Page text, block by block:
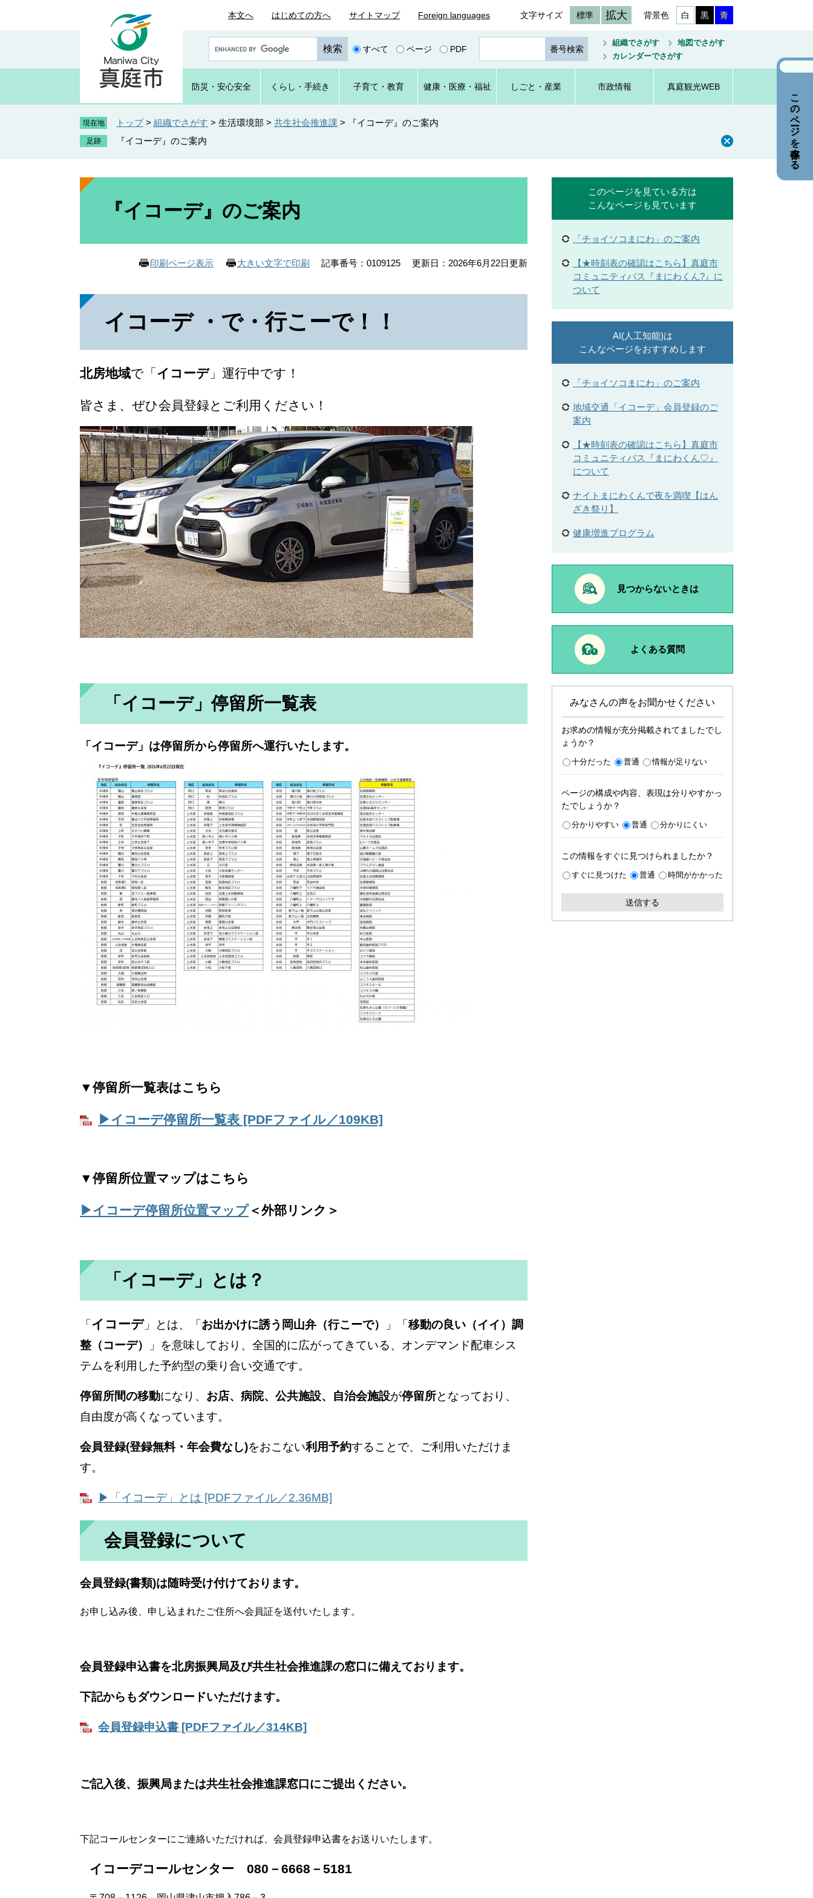
本文へ はじめての方へ サイトマップ Foreign languages 文字サイズ 標準 拡大 背景色 白 黒 青
o
e
カ
すべて ページ PDF
ジ
番
号
を
組織でさがす
地図でさがす
カレンダーでさがす
防災・ 安心安全 くらし ・手続き 子育て ・教育 健康・ 医療・ 福祉 しごと ・産業 市政情報 真庭観光WEB
現在地 トップ > 組織でさがす > 生活環境部 > 共生社会推進課 >
『イコーデ』のご案内
『イコーデ』のご案内
本
『イコーデ』のご案内
印刷ページ表示 大きい文字で印刷 記事番号：0109125 更新日：2026年6月22日更新
イコーデ ・で・行こーで！！
北房地域で 「 イコーデ」運行中です！
皆さま、ぜひ会員登録とご利用ください！
「イコーデ」停留所一覧表
「イコーデ」は停留所から停留所へ運行いたします。
▼停留所一覧表はこちら
▶イコーデ停留所一覧表 [PDFファイル／109KB]
▼停留所位置マップはこちら
▶イコーデ停留所位置マップ＜外部リンク＞
「イコーデ」とは？
「 イコーデ」とは、「 お出かけに誘う岡山弁（行こーで） 」「 移動の良い（イイ）調
整（コーデ）
」を意味しており、全国的に広がってきている、オンデマンド配車シス
テムを利用した予約型の乗り合い交通です。
停留所間の移動になり、 お店、病院、公共施設、自治会施設が停留所となっており、
自由度が高くなっています。
会員登録(登録無料・年会費なし)をおこない利用予約することで、ご利用いただけま
す。
▶「イコーデ」とは [PDFファイル／2.36MB]
会員登録について
会員登録(書類)は随時受け付けております。
お申し込み後、申し込まれたご住所へ会員証を送付いたします。
会員登録申込書を北房振興局及び共生社会推進課の窓口に備えております。
下記からもダウンロードいただけます。
会員登録申込書 [PDFファイル／314KB]
ご記入後、振興局または共生社会推進課窓口にご提出ください。
下記コールセンターにご連絡いただければ、会員登録申込書をお送りいたします。
イコーデコールセンター 080－6668－5181
このページを見ている方は
こんなページも見ています
「チョイソコまにわ」のご案内
【★時刻表の確認はこちら】真庭市
コミュニティバス『まにわくん?』に
ついて
AI(人工知能)は
こんなページをおすすめします
「チョイソコまにわ」のご案内
地域交通「イコーデ」会員登録のご
案内
【★時刻表の確認はこちら】真庭市
コミュニティバス『まにわくん♡』
について
ナイトまにわくんで夜を満喫【はん
ざき祭り】
健康増進プログラム
見つからないときは
よくある質問
みなさんの声をお聞かせください
お求めの情報が充分掲載されてましたでし
ょうか？
十分だった 普通 情報が足りない
ページの構成や内容、表現は分りやすかっ
たでしょうか？
分かりやすい 普通 分かりにくい
この情報をすぐに見つけられましたか？
すぐに見つけた 普通 時間がかかった
このページを保存する